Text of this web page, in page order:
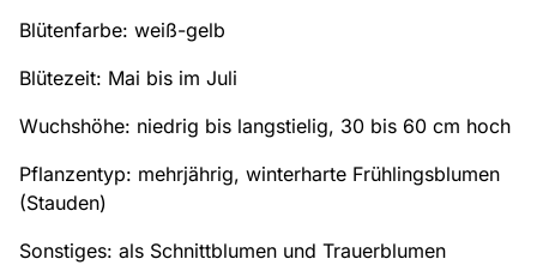
Blütenfarbe: weiß-gelb
Blütezeit: Mai bis im Juli
Wuchshöhe: niedrig bis langstielig, 30 bis 60 cm hoch
Pflanzentyp: mehrjährig, winterharte Frühlingsblumen
(Stauden)
Sonstiges: als Schnittblumen und Trauerblumen